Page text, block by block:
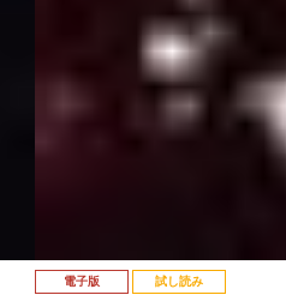
電子版 試し読み